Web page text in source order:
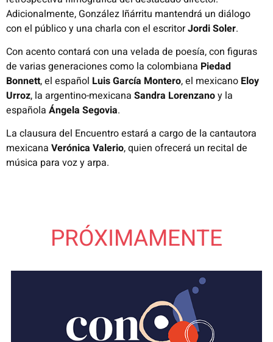
Adicionalmente, González Iñárritu mantendrá un diálogo
con el público y una charla con el escritorJordi Soler.
Con acento contará con una velada de poesía, con figuras
de varias generaciones como la colombiana Piedad
Bonnett, el español Luis García Montero, el mexicano Eloy
Urroz, la argentino-mexicana Sandra Lorenzanoy la
española Ángela Segovia.
La clausura del Encuentro estará a cargo de la cantautora
mexicana Verónica Valerio, quien ofrecerá un recital de
música para voz y arpa.
PRÓXIMAMENTE